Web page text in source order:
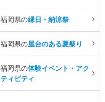
福岡県の縁日・納涼祭
福岡県の屋台のある夏祭り
福岡県の体験イベント・アク
ティビティ